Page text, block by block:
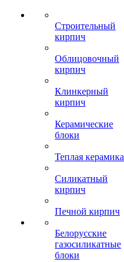
Строительный
кирпич
Облицовочный
кирпич
Клинкерный
кирпич
Керамические
блоки
Теплая керамика
Силикатный
кирпич
Печной кирпич
Белорусские
газосиликатные
блоки